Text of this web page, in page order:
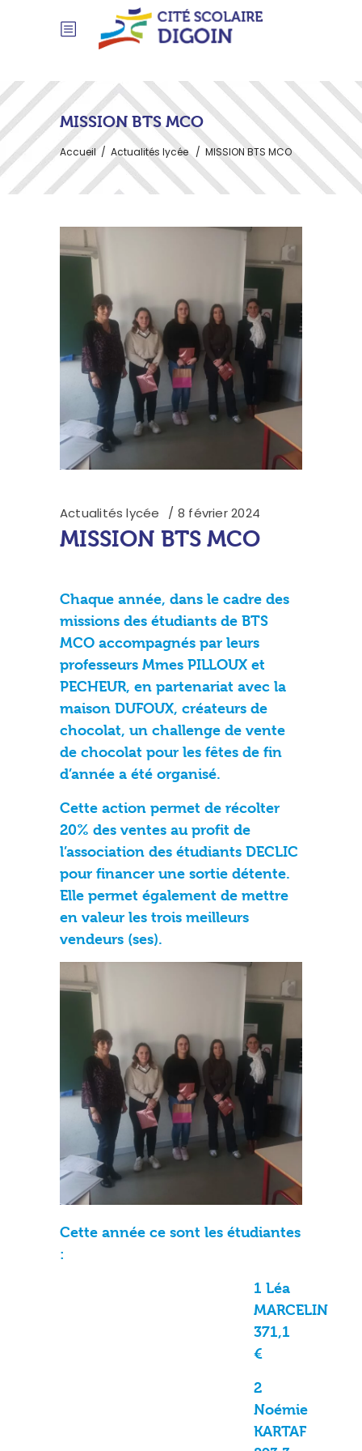
MISSION BTS MCO
Accueil/ Actualités lycée / MISSION BTS MCO
Actualités lycée 8 février 2024
MISSION BTS MCO
Chaque année, dans le cadre des
missions des étudiants de BTS
MCO accompagnés par leurs
professeurs Mmes PILLOUX et
PECHEUR, en partenariat avec la
maison DUFOUX, créateurs de
chocolat, un challenge de vente
de chocolat pour les fêtes de fin
d’année a été organisé.
Cette action permet de récolter
20% des ventes au profit de
l’association des étudiants DECLIC
pour financer une sortie détente.
Elle permet également de mettre
en valeur les trois meilleurs
vendeurs (ses).
Cette année ce sont les étudiantes
:
1 Léa
MARCELIN
371,1
€
2
Noémie
KARTAF